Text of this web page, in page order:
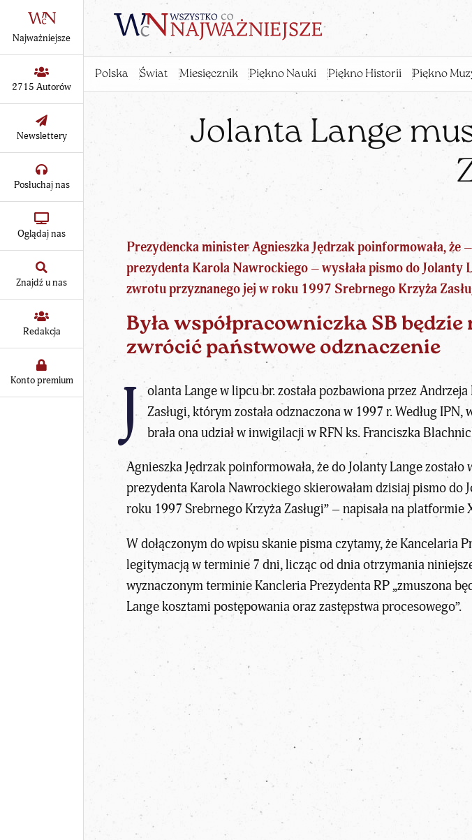
Polska Świat Miesięcznik Piękno Nauki Piękno Historii Piękno
Najważniejsze
2715 Autorów
Newslettery
Posłuchaj nas
Oglądaj nas
Znajdź u nas
Redakcja
Konto premium
Jolanta Lange
Prezydencka ministerAgnieszka Jędrzakpoinformowała, że
prezydenta Karola Nawrockiego – wysłała pismo do Jolanty
zwrotu przyznanego jej w roku 1997 Srebrnego Krzyża
Była współpracowniczka SB będzie
zwrócić państwowe odznaczenie
J olanta Lange w lipcu br. została pozbawiona przez
Zasługi, którym została odznaczona w 1997 r. Według IPN,
brała ona udział w inwigilacji w RFN ks.Franciszka
Agnieszka Jędrzakpoinformowała, że do Jolanty Lange
prezydenta Karola Nawrockiego skierowałam dzisiaj pismo
roku 1997 Srebrnego Krzyża Zasługi” – napisała na platformie
W dołączonym do wpisu skanie pisma czytamy, że Kancelaria
legitymacją w terminie 7 dni, licząc od dnia otrzymania
wyznaczonym terminie Kancleria Prezydenta RP „zmuszona
Lange kosztami postępowania oraz zastępstwa procesowego”.